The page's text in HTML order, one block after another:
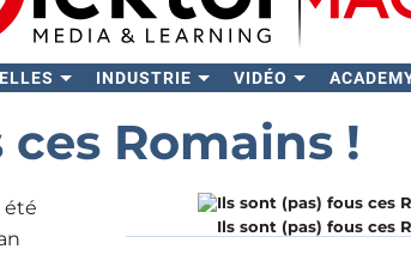
INDUSTRIE VIDÉO
Romains !
Ils sont (pas) fous ces
été